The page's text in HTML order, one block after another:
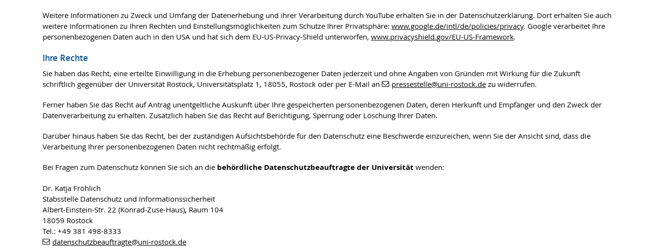
Weitere Informationen zu Zweck und Umfang der Datenerhebung und ihrer Verarbeitung durch YouTube erhalten Sie in der Datenschutzerklärung. Dort erhalten Sie auch
weitere Informationen zu Ihren Rechten und Einstellungsmöglichkeiten zum Schutze Ihrer Privatsphäre: www.google.de/intl/de/policies/privacy. Google verarbeitet Ihre
personenbezogenen Daten auch in den USA und hat sich dem EU-US-Privacy-Shield unterworfen, www.privacyshield.gov/EU-US-Framework.
Ihre Rechte
Sie haben das Recht, eine erteilte Einwilligung in die Erhebung personenbezogener Daten jederzeit und ohne Angaben von Gründen mit Wirkung für die Zukunft
schriftlich gegenüber der Universität Rostock, Universitätsplatz 1, 18055, Rostock oder per E-Mail an
pressestelle@uni-rostock.de zu widerrufen.
Ferner haben Sie das Recht auf Antrag unentgeltliche Auskunft über Ihre gespeicherten personenbezogenen Daten, deren Herkunft und Empfänger und den Zweck der
Datenverarbeitung zu erhalten. Zusätzlich haben Sie das Recht auf Berichtigung, Sperrung oder Löschung Ihrer Daten.
Darüber hinaus haben Sie das Recht, bei der zuständigen Aufsichtsbehörde für den Datenschutz eine Beschwerde einzureichen, wenn Sie der Ansicht sind, dass die
Verarbeitung Ihrer personenbezogenen Daten nicht rechtmäßig erfolgt.
Bei Fragen zum Datenschutz können Sie sich an die behördliche Datenschutzbeauftragte der Universität wenden:
Dr. Katja Fröhlich
Stabsstelle Datenschutz und Informationssicherheit
Albert-Einstein-Str. 22 (Konrad-Zuse-Haus), Raum 104
18059 Rostock
Tel.: +49 381 498-8333
datenschutzbeauftragte@uni-rostock.de